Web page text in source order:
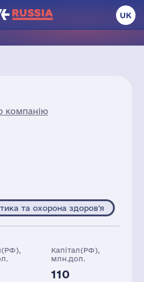
UK
компанію
та охорона здоров'я
Капітал(РФ),
млн.дол.
110